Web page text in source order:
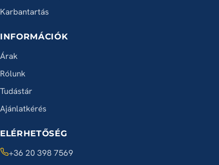
Karbantartás
INFORMÁCIÓK
Árak
Rólunk
Tudástár
Ajánlatkérés
ELÉRHETŐSÉG
+36 20 398 7569